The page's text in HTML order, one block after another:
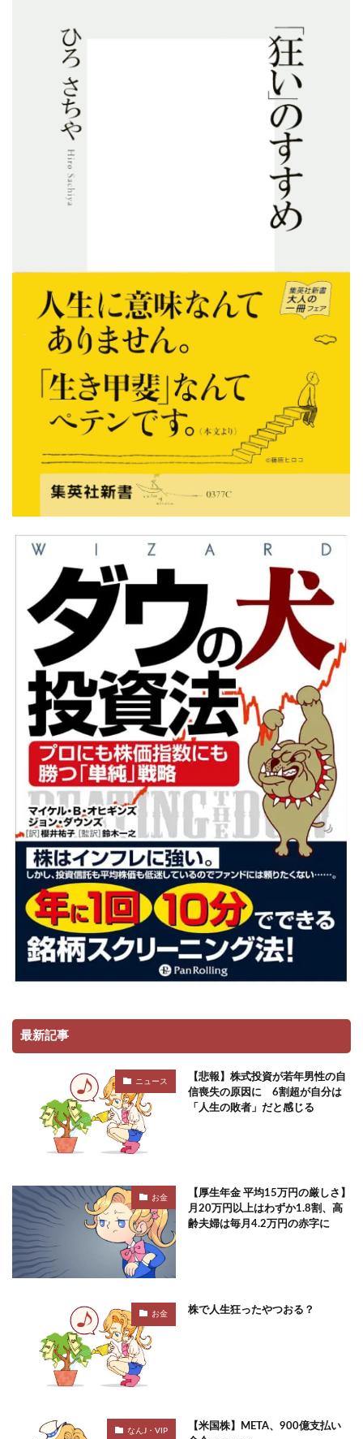
最新記事
ニュース
【悲報】株式投資が若年男性の自
信喪失の原因に 6割超が自分は
「人生の敗者」だと感じる
お金
【厚生年金 平均15万円の厳しさ】
月20万円以上はわずか1.8割、高
齢夫婦は毎月4.2万円の赤字に
お金 株で人生狂ったやつおる？
なんJ・VIP
【米国株】META、900億支払い